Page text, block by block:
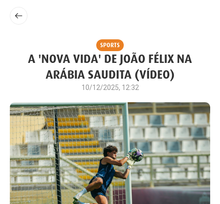
SPORTS
A 'NOVA VIDA' DE JOÃO FÉLIX NA
ARÁBIA SAUDITA (VÍDEO)
10/12/2025, 12:32